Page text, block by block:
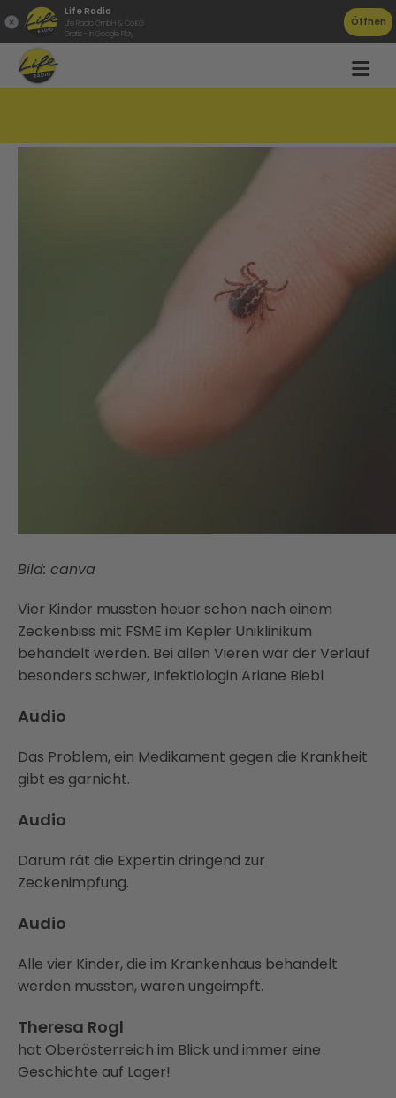
Life Radio
Life Radio GmbH & Co.KG
Gratis - in Google Play
Öffnen
Bild: canva
Vier Kinder mussten heuer schon nach einem
Zeckenbiss mit FSME im Kepler Uniklinikum
behandelt werden. Bei allen Vieren war der Verlauf
besonders schwer, Infektiologin Ariane Biebl
Audio
Das Problem, ein Medikament gegen die Krankheit
gibt es garnicht.
Audio
Darum rät die Expertin dringend zur
Zeckenimpfung.
Audio
Alle vier Kinder, die im Krankenhaus behandelt
werden mussten, waren ungeimpft.
Theresa Rogl
hat Oberösterreich im Blick und immer eine
Geschichte auf Lager!